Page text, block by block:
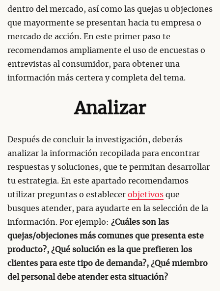
dentro del mercado, así como las quejas u objeciones
que mayormente se presentan hacia tu empresa o
mercado de acción. En este primer paso te
recomendamos ampliamente el uso de encuestas o
entrevistas al consumidor, para obtener una
información más certera y completa del tema.
Analizar
Después de concluir la investigación, deberás
analizar la información recopilada para encontrar
respuestas y soluciones, que te permitan desarrollar
tu estrategia. En este apartado recomendamos
utilizar preguntas o establecer objetivos que
busques atender, para ayudarte en la selección de la
información. Por ejemplo: ¿Cuáles son las
quejas/objeciones más comunes que presenta este
producto?, ¿Qué solución es la que prefieren los
clientes para este tipo de demanda?, ¿Qué miembro
del personal debe atender esta situación?